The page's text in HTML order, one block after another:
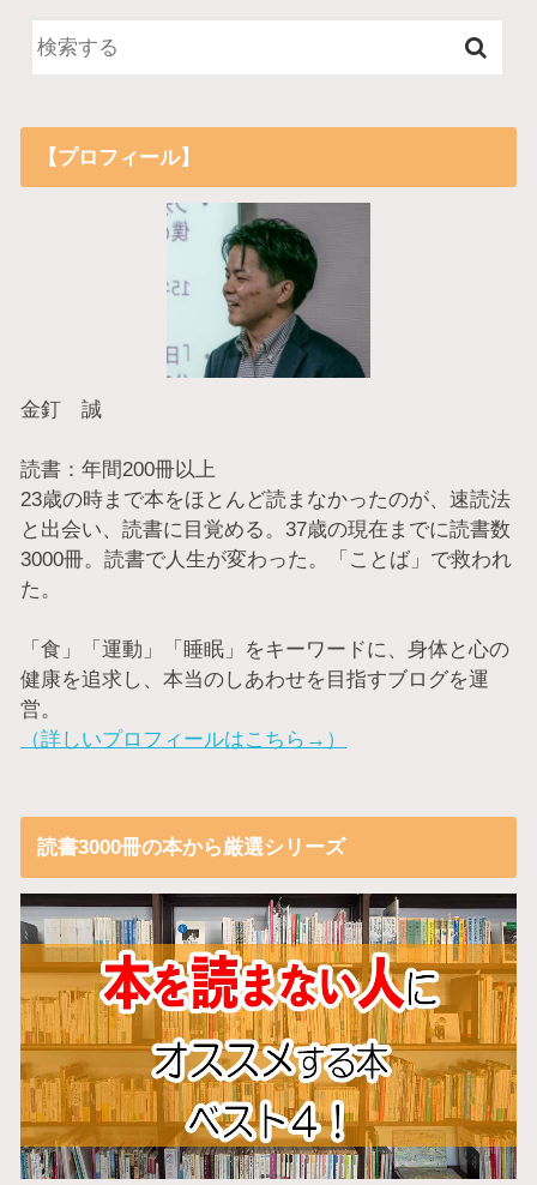
【プロフィール】
金釘 誠
読書：年間200冊以上
23歳の時まで本をほとんど読まなかったのが、速読法
と出会い、読書に目覚める。37歳の現在までに読書数
3000冊。読書で人生が変わった。「ことば」で救われ
た。
「食」「運動」「睡眠」をキーワードに、身体と心の
健康を追求し、本当のしあわせを目指すブログを運
営。
（詳しいプロフィールはこちら→）
読書3000冊の本から厳選シリーズ